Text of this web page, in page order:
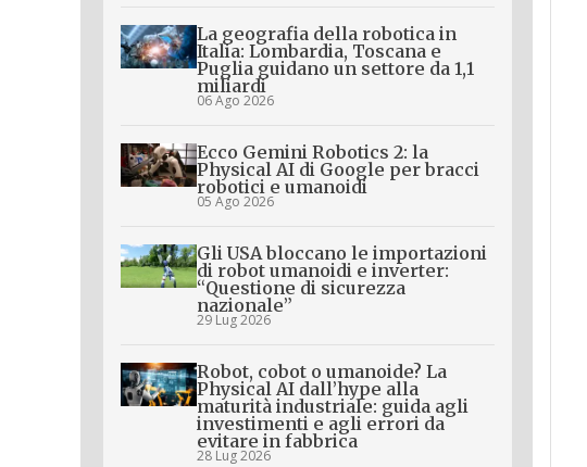
La geografia della robotica in
Italia: Lombardia, Toscana e
Puglia guidano un settore da 1,1
miliardi
06 Ago 2026
Ecco Gemini Robotics 2: la
Physical AI di Google per bracci
robotici e umanoidi
05 Ago 2026
Gli USA bloccano le importazioni
di robot umanoidi e inverter:
“Questione di sicurezza
nazionale”
29 Lug 2026
Robot, cobot o umanoide? La
Physical AI dall’hype alla
maturità industriale: guida agli
investimenti e agli errori da
evitare in fabbrica
28 Lug 2026